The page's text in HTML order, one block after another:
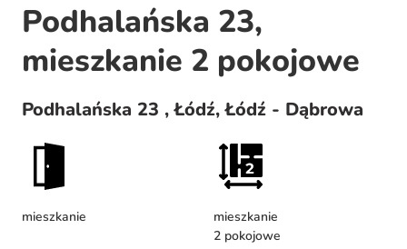
Podhalańska 23,
mieszkanie 2 pokojowe
Podhalańska 23 , Łódź, Łódź - Dąbrowa
mieszkanie
mieszkanie
2 pokojowe